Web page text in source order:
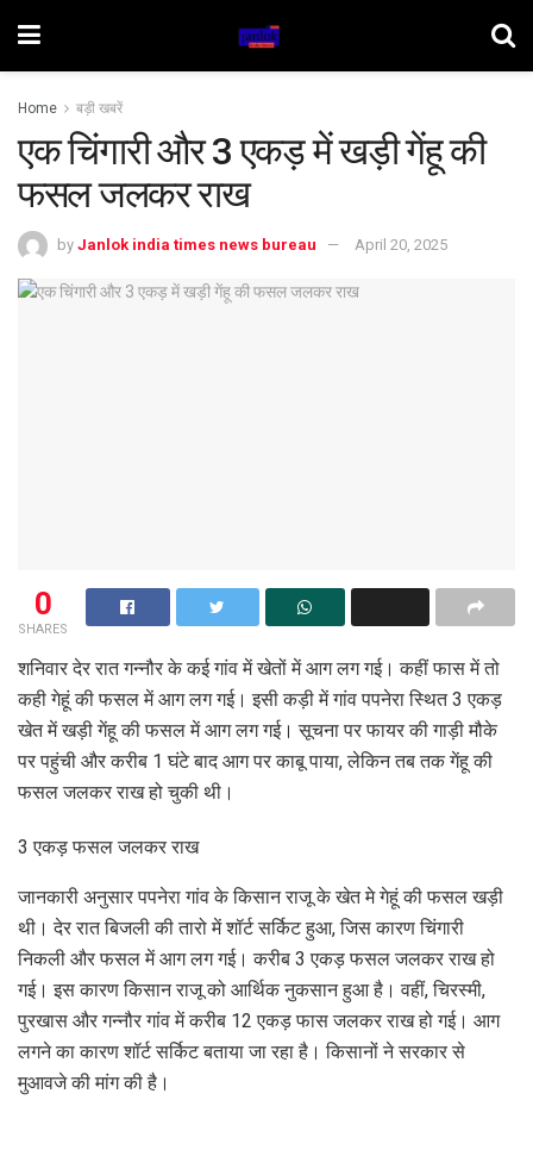
Home बड़ी खबरें
एक चिंगारी और 3 एकड़ में खड़ी गेंहू की
फसल जलकर राख
by Janlok india times news bureau April 20, 2025
0
SHARES
शनिवार देर रात गन्नौर के कई गांव में खेतों में आग लग गई। कहीं फास में तो
कही गेहूं की फसल में आग लग गई। इसी कड़ी में गांव पपनेरा स्थित 3 एकड़
खेत में खड़ी गेंहू की फसल में आग लग गई। सूचना पर फायर की गाड़ी मौके
पर पहुंची और करीब 1 घंटे बाद आग पर काबू पाया, लेकिन तब तक गेंहू की
फसल जलकर राख हो चुकी थी।
3 एकड़ फसल जलकर राख
जानकारी अनुसार पपनेरा गांव के किसान राजू के खेत मे गेहूं की फसल खड़ी
थी। देर रात बिजली की तारो में शॉर्ट सर्किट हुआ, जिस कारण चिंगारी
निकली और फसल में आग लग गई। करीब 3 एकड़ फसल जलकर राख हो
गई। इस कारण किसान राजू को आर्थिक नुकसान हुआ है। वहीं, चिरस्मी,
पुरखास और गन्नौर गांव में करीब 12 एकड़ फास जलकर राख हो गई। आग
लगने का कारण शॉर्ट सर्किट बताया जा रहा है। किसानों ने सरकार से
मुआवजे की मांग की है।